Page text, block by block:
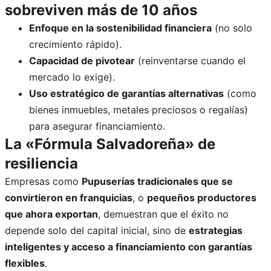
sobreviven más de 10 años
Enfoque en la sostenibilidad financiera (no solo
crecimiento rápido).
Capacidad de pivotear (reinventarse cuando el
mercado lo exige).
Uso estratégico de garantías alternativas (como
bienes inmuebles, metales preciosos o regalías)
para asegurar financiamiento.
La «Fórmula Salvadoreña» de
resiliencia
Empresas como Pupuserías tradicionales que se
convirtieron en franquicias, o pequeños productores
que ahora exportan, demuestran que el éxito no
depende solo del capital inicial, sino de estrategias
inteligentes y acceso a financiamiento con garantías
flexibles.